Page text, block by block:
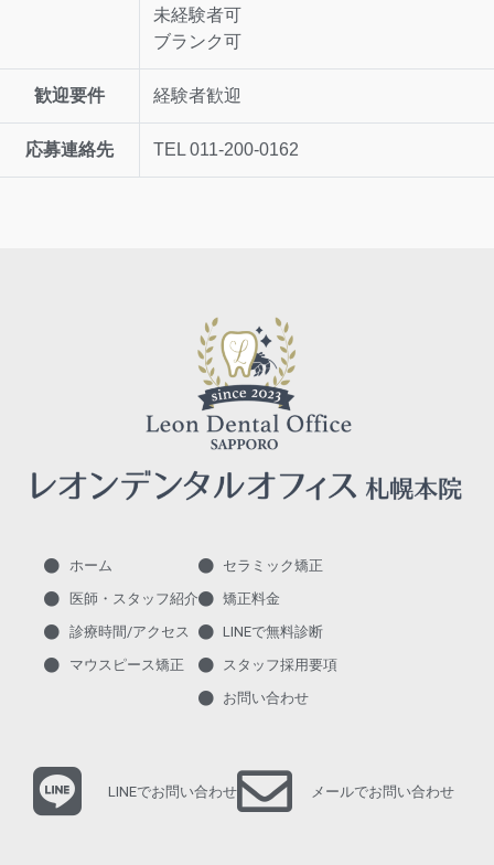
未経験者可
ブランク可
歓迎要件 経験者歓迎
応募連絡先 TEL 011-200‐0162
ホーム
医師・スタッフ紹介
診療時間/アクセス
マウスピース矯正
セラミック矯正
矯正料金
LINEで無料診断
スタッフ採用要項
お問い合わせ
LINEでお問い合わせ メールでお問い合わせ